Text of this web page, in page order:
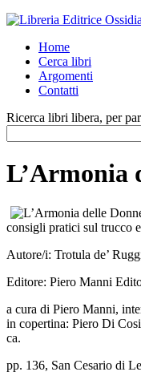
Home
Cerca libri
Argomenti
Contatti
Ricerca libri libera, per
L’Armonia
consigli pratici sul trucco
Autore/i: Trotula de’
Editore: Piero Manni
a cura di Piero Manni,
in copertina: Piero Di
ca.
pp. 136, San Cesario di